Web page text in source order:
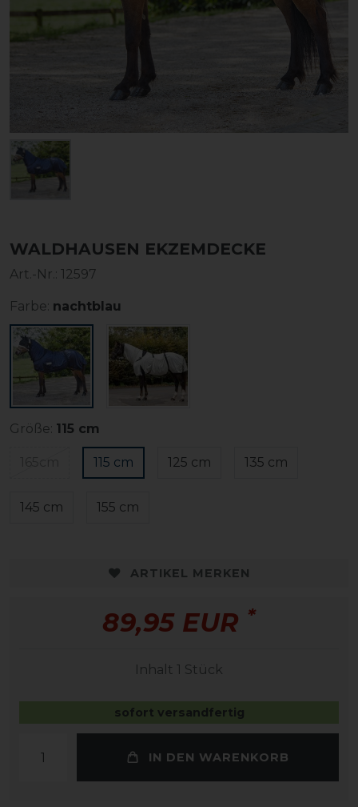
WALDHAUSEN EKZEMDECKE
Art.-Nr.: 12597
Farbe: nachtblau
Größe: 115 cm
115 cm 125 cm 135 cm
145 cm 155 cm
ARTIKEL MERKEN
89,95 EUR *
Inhalt 1 Stück
sofort versandfertig
IN DEN WARENKORB